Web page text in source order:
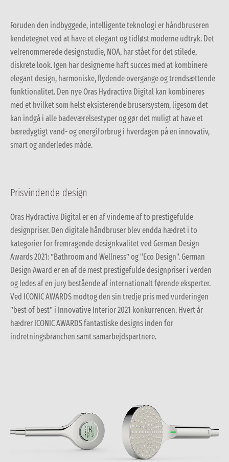
Foruden den indbyggede, intelligente teknologi er håndbruseren
kendetegnet ved at have et elegant og tidløst moderne udtryk. Det
velrenommerede designstudie, NOA, har stået for det stilede,
diskrete look. Igen har designerne haft succes med at kombinere
elegant design, harmoniske, flydende overgange og trendsættende
funktionalitet. Den nye Oras Hydractiva Digital kan kombineres
med et hvilket som helst eksisterende brusersystem, ligesom det
kan indgå i alle badeværelsestyper og gør det muligt at have et
bæredygtigt vand- og energiforbrug i hverdagen på en innovativ,
smart og anderledes måde.
Prisvindende design
Oras Hydractiva Digital er en af vinderne af to prestigefulde
designpriser. Den digitale håndbruser blev endda hædret i to
kategorier for fremragende designkvalitet ved German Design
Awards 2021: ”Bathroom and Wellness” og "Eco Design". German
Design Award er en af de mest prestigefulde designpriser i verden
og ledes af en jury bestående af internationalt førende eksperter.
Ved ICONIC AWARDS modtog den sin tredje pris med vurderingen
”best of best” i Innovative Interior 2021 konkurrencen. Hvert år
hædrer ICONIC AWARDS fantastiske designs inden for
indretningsbranchen samt samarbejdspartnere.